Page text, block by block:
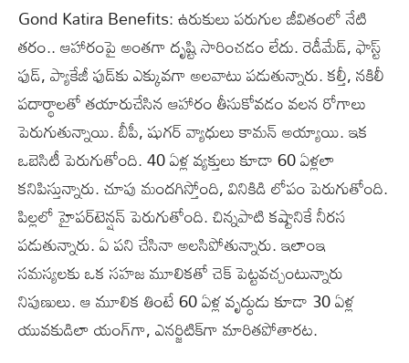
Gond Katira Benefits: ఉరుకులు పరుగుల జీవితంలో నేటి
తరం.. ఆహారంపై అంతగా దృష్టి సారించడం లేదు. రెడీమేడ్, ఫాస్ట్‌
ఫుడ్, ప్యాకేజీ ఫుడ్‌కు ఎక్కువగా అలవాటు పడుతున్నారు. కల్తీ, నకిలీ
పదార్థాలతో తయారుచేసిన ఆహారం తీసుకోవడం వలన రోగాలు
పెరుగుతున్నాయి. బీపీ, షుగర్‌ వ్యాధులు కామన్‌ అయ్యాయి. ఇక
ఒబెసిటీ పెరుగుతోంది. 40 ఏళ్ల వ్యక్తులు కూడా 60 ఏళ్లలా
కనిపిస్తున్నారు. చూపు మందగిస్తోంది, వినికిడి లోపం పెరుగుతోంది.
పిల్లలో హైపర్‌టెన్షన్‌ పెరుగుతోంది. చిన్నపాటి కష్టానికే నీరస
పడుతున్నారు. ఏ పని చేసినా అలసిపోతున్నారు. ఇలాంఇ
సమస్యలకు ఒక సహజ మూలికతో చెక్‌ పెట్టవచ్చంటున్నారు
నిపుణులు. ఆ మూలిక తింటే 60 ఏళ్ల వృద్ధుడు కూడా 30 ఏళ్ల
యువకుడిలా యంగ్‌గా, ఎనర్జిటిక్‌గా మారితపోతారట.